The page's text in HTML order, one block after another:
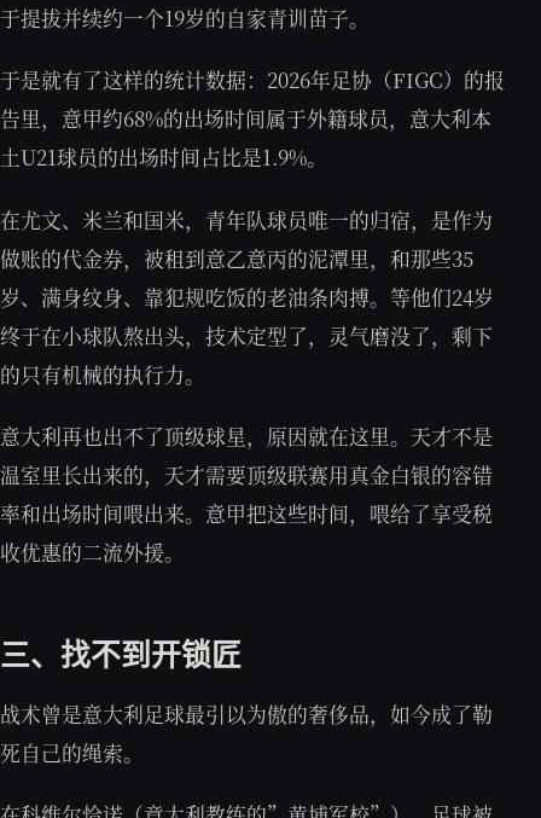
于提拔并续约一个19岁的自家青训苗子。
于是就有了这样的统计数据：2026年足协（FIGC）的报
告里，意甲约68%的出场时间属于外籍球员，意大利本
土U21球员的出场时间占比是1.9%。
在尤文、米兰和国米，青年队球员唯一的归宿，是作为
做账的代金券，被租到意乙意丙的泥潭里，和那些35
岁、满身纹身、靠犯规吃饭的老油条肉搏。等他们24岁
终于在小球队熬出头，技术定型了，灵气磨没了，剩下
的只有机械的执行力。
意大利再也出不了顶级球星，原因就在这里。天才不是
温室里长出来的，天才需要顶级联赛用真金白银的容错
率和出场时间喂出来。意甲把这些时间，喂给了享受税
收优惠的二流外援。
三、找不到开锁匠
战术曾是意大利足球最引以为傲的奢侈品，如今成了勒
死自己的绳索。